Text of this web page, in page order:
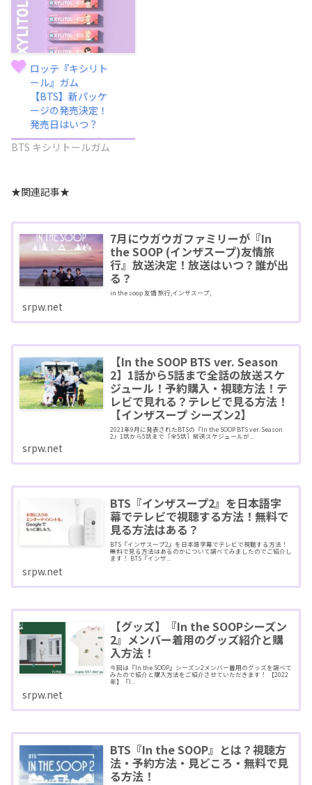
ロッテ『キシリト
ール』ガム
【BTS】新パッケ
ージの発売決定！
発売日はいつ？
BTS キシリトールガム
★関連記事★
7月にウガウガファミリーが『In
the SOOP (インザスープ)友情旅
行』放送決定！放送はいつ？誰が出
る？
in the soop 友情 旅行,インザスープ,
srpw.net
【In the SOOP BTS ver. Season
2】1話から5話まで全話の放送スケ
ジュール！予約購入・視聴方法！テ
レビで見れる？テレビで見る方法！
【インザスープ シーズン2】
2021年9月に発表されたBTSの『In the SOOP BTS ver. Season
2』1話から5話まで［全5話］放送スケジュールが...
srpw.net
BTS『インザスープ2』を日本語字
幕でテレビで視聴する方法！無料で
見る方法はある？
BTS『インザスープ2』を日本語字幕でテレビで視聴する方法！
無料で見る方法はあるのかについて調べてみましたのでご紹介し
ます！ BTS『インザ...
srpw.net
【グッズ】『In the SOOPシーズン
2』メンバー着用のグッズ紹介と購
入方法！
今回は『In the SOOP』シーズン2メンバー着用のグッズを調べて
みたので紹介と購入方法をご紹介させていただきます！ 【2022
年】『I...
srpw.net
BTS『In the SOOP』とは？視聴方
法・予約方法・見どころ・無料で見
る方法！